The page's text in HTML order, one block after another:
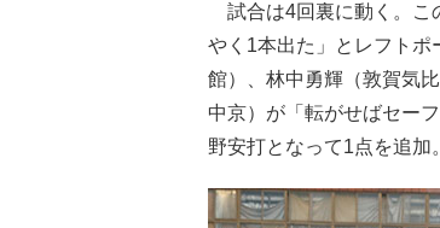
試合は4回裏に動く。こ
やく1本出た」とレフトポ
館）、林中勇輝（敦賀気
中京）が「転がせばセー
野安打となって1点を追加